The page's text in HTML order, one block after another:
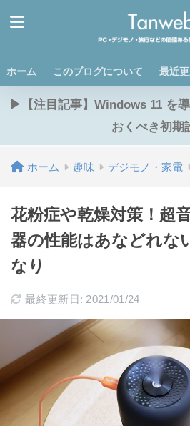
ホーム このブログについて 最近
▶【注目記事】Windows 11 を
おくべき初期
ホーム 趣味 デジモノ・家電
花粉症や乾燥対策！超
器の性能はあなどれな
なり
最終更新日: 2021/01/24